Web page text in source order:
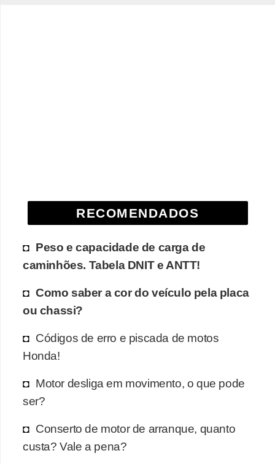
RECOMENDADOS
Peso e capacidade de carga de
caminhões. Tabela DNIT e ANTT!
Como saber a cor do veículo pela placa
ou chassi?
Códigos de erro e piscada de motos
Honda!
Motor desliga em movimento, o que pode
ser?
Conserto de motor de arranque, quanto
custa? Vale a pena?
f
f
d
C
o
m
r
r
c